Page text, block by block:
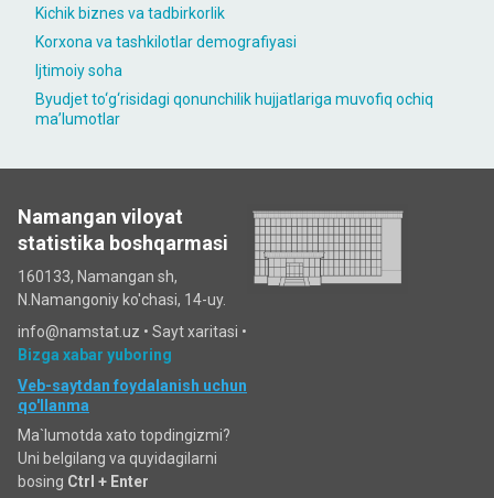
Kichik biznes va tadbirkorlik
Korxona va tashkilotlar demografiyasi
Ijtimoiy soha
Byudjet to‘g‘risidagi qonunchilik hujjatlariga muvofiq ochiq
maʼlumotlar
Namangan viloyat
statistika boshqarmasi
160133, Namangan sh,
N.Namangoniy ko'chasi, 14-uy.
info@namstat.uz • Sayt xaritasi •
Bizga xabar yuboring
Veb-saytdan foydalanish uchun
qo'llanma
Ma`lumotda xato topdingizmi?
Uni belgilang va quyidagilarni
bosing Ctrl + Enter